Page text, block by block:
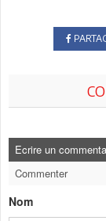
Ecrire un
Commenter
Nom